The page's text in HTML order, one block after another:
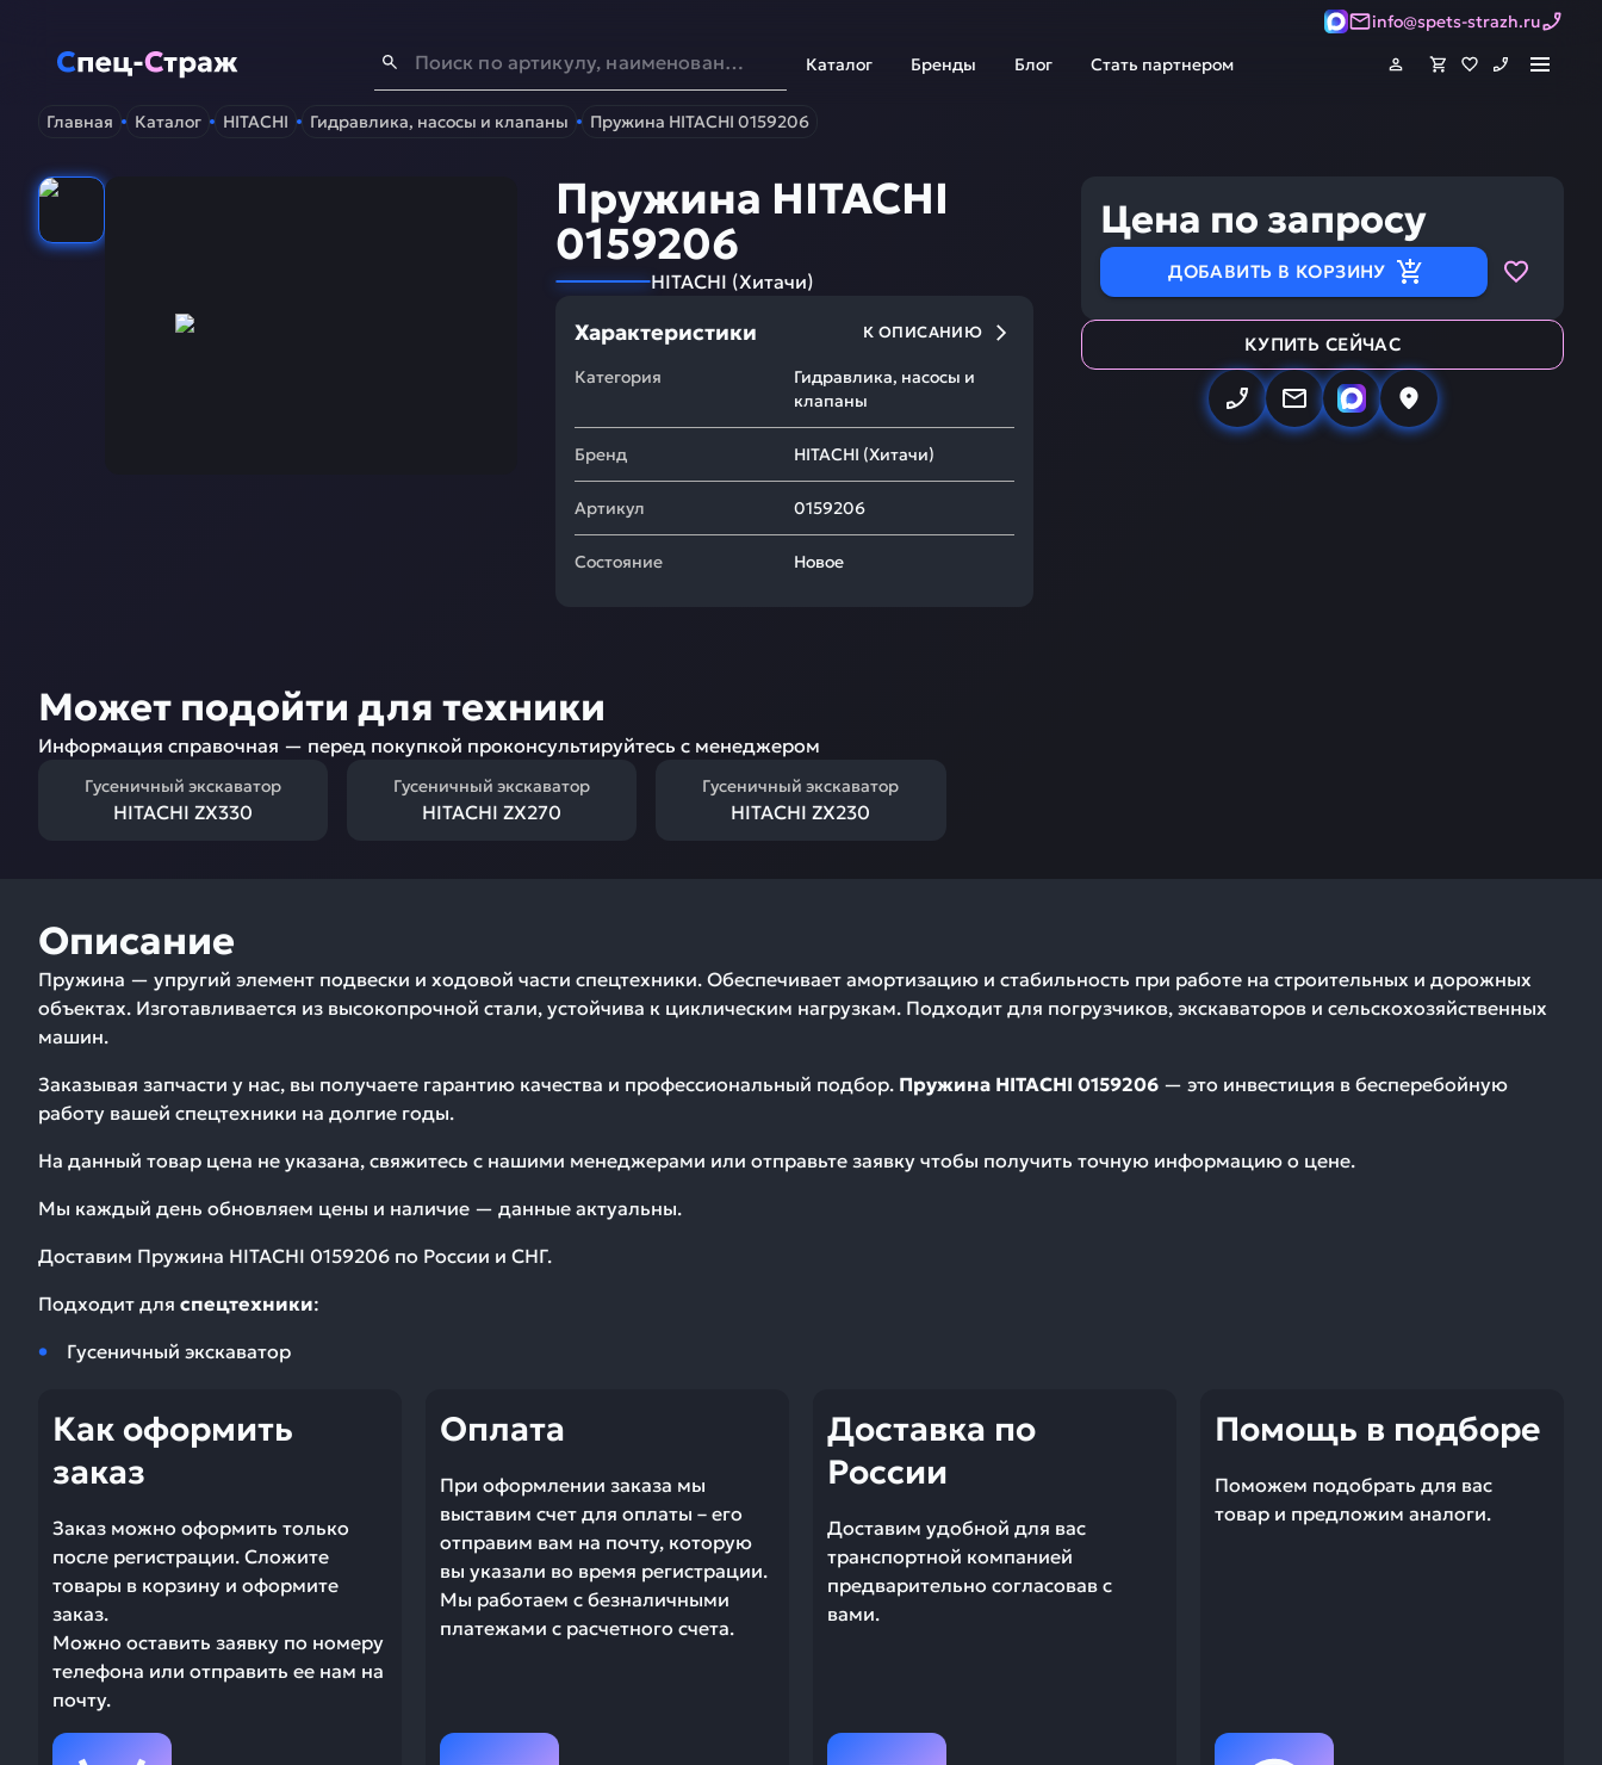
info@spets-strazh.ru
Спец-Страж - Запчасти для спецтехники
Каталог Бренды Блог Стать партнером
Главная Каталог HITACHI Гидравлика, насосы и клапаны Пружина HITACHI 0159206
Пружина HITACHI
0159206
HITACHI (Хитачи)
Характеристики К ОПИСАНИЮ
Категория
Гидравлика, насосы и
клапаны
Бренд HITACHI (Хитачи)
Артикул 0159206
Состояние Новое
Цена по запросу
ДОБАВИТЬ В КОРЗИНУ
КУПИТЬ СЕЙЧАС
Может подойти для техники
Информация справочная — перед покупкой проконсультируйтесь с менеджером
Гусеничный экскаватор
HITACHI ZX330
Гусеничный экскаватор
HITACHI ZX270
Гусеничный экскаватор
HITACHI ZX230
Описание
Пружина — упругий элемент подвески и ходовой части спецтехники. Обеспечивает амортизацию и стабильность при работе на строительных и дорожных
объектах. Изготавливается из высокопрочной стали, устойчива к циклическим нагрузкам. Подходит для погрузчиков, экскаваторов и сельскохозяйственных
машин.
Заказывая запчасти у нас, вы получаете гарантию качества и профессиональный подбор. Пружина HITACHI 0159206 — это инвестиция в бесперебойную
работу вашей спецтехники на долгие годы.
На данный товар цена не указана, свяжитесь с нашими менеджерами или отправьте заявку чтобы получить точную информацию о цене.
Мы каждый день обновляем цены и наличие — данные актуальны.
Доставим Пружина HITACHI 0159206 по России и СНГ.
Подходит для спецтехники:
Гусеничный экскаватор
Как оформить
заказ
Заказ можно оформить только
после регистрации. Сложите
товары в корзину и оформите
заказ.
Можно оставить заявку по номеру
телефона или отправить ее нам на
почту.
Оплата
При оформлении заказа мы
выставим счет для оплаты – его
отправим вам на почту, которую
вы указали во время регистрации.
Мы работаем с безналичными
платежами с расчетного счета.
Доставка по
России
Доставим удобной для вас
транспортной компанией
предварительно согласовав с
вами.
Помощь в подборе
Поможем подобрать для вас
товар и предложим аналоги.